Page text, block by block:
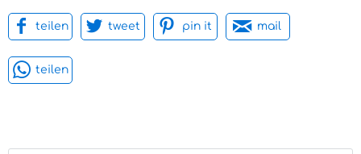
teilen tweet pin it mail
teilen